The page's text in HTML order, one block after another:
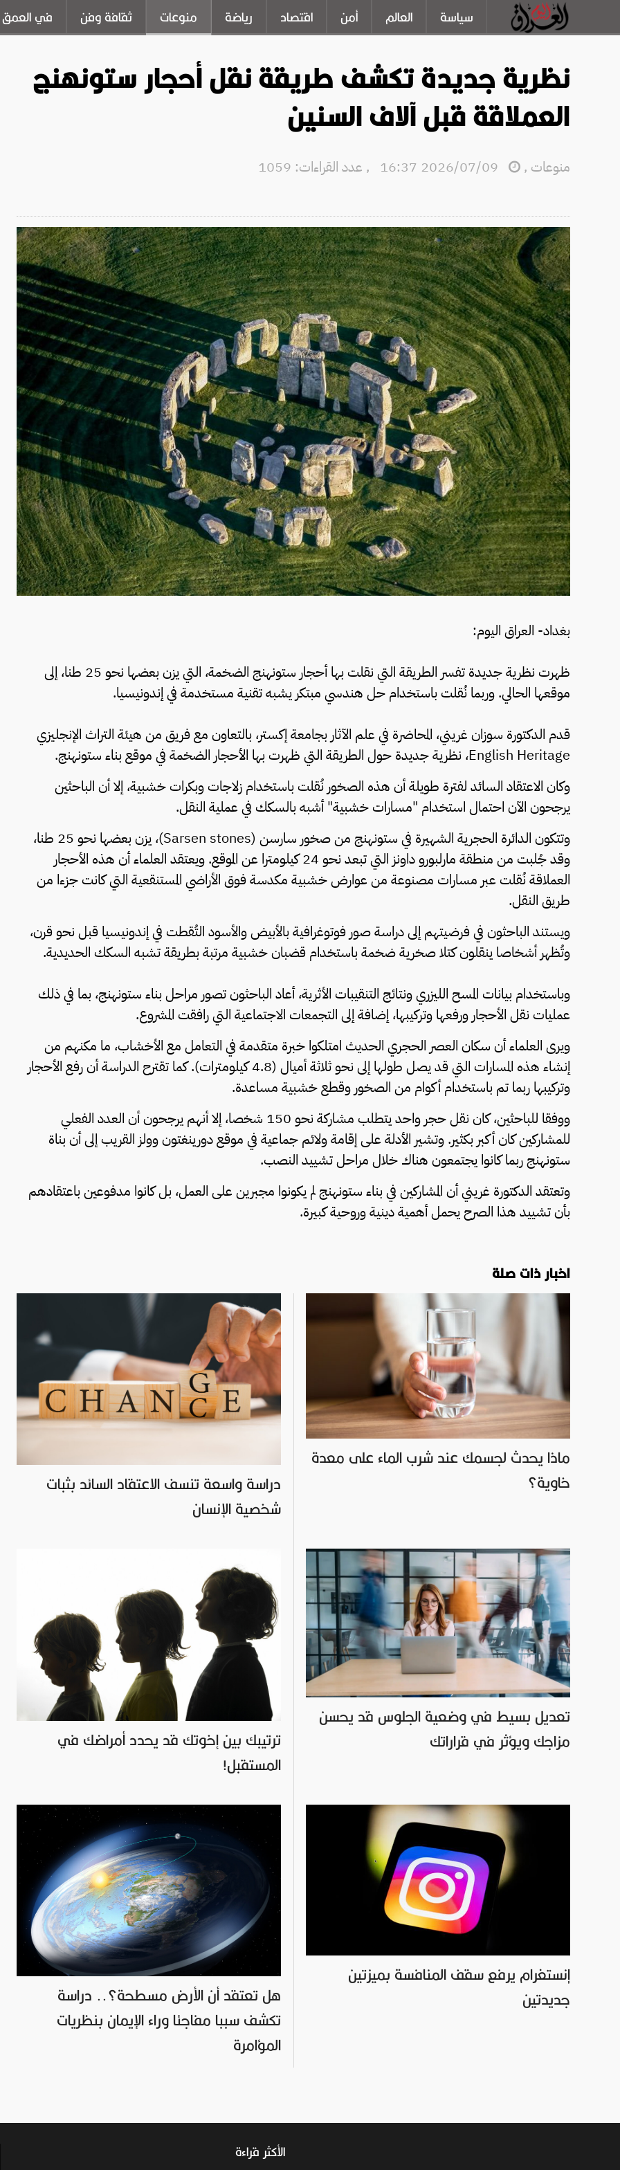
سياسة العالم أمن اقتصاد رياضة منوعات ثقافة وفن في العمق
نظرية جديدة تكشف طريقة نقل أحجار ستونهنج
العملاقة قبل آلاف السنين
منوعات ,
, عدد القراءات: 1059
بغداد- العراق اليوم:
ظهرت نظرية جديدة تفسر الطريقة التي نقلت بها أحجار ستونهنج الضخمة، التي يزن بعضها نحو 25 طنا، إلى
موقعها الحالي. وربما نُقلت باستخدام حل هندسي مبتكر يشبه تقنية مستخدمة في إندونيسيا.
قدم الدكتورة سوزان غريني، المحاضرة في علم الآثار بجامعة إكستر، بالتعاون مع فريق من هيئة التراث الإنجليزي
English Heritage، نظرية جديدة حول الطريقة التي ظهرت بها الأحجار الضخمة في موقع بناء ستونهنج.
وكان الاعتقاد السائد لفترة طويلة أن هذه الصخور نُقلت باستخدام زلاجات وبكرات خشبية، إلا أن الباحثين
يرجحون الآن احتمال استخدام "مسارات خشبية" أشبه بالسكك في عملية النقل.
وتتكون الدائرة الحجرية الشهيرة في ستونهنج من صخور سارسن (Sarsen stones)، يزن بعضها نحو 25 طنا،
وقد جُلبت من منطقة مارلبورو داونز التي تبعد نحو 24 كيلومترا عن الموقع. ويعتقد العلماء أن هذه الأحجار
العملاقة نُقلت عبر مسارات مصنوعة من عوارض خشبية مكدسة فوق الأراضي المستنقعية التي كانت جزءا من
طريق النقل.
ويستند الباحثون في فرضيتهم إلى دراسة صور فوتوغرافية بالأبيض والأسود التُقطت في إندونيسيا قبل نحو قرن،
وتُظهر أشخاصا ينقلون كتلا صخرية ضخمة باستخدام قضبان خشبية مرتبة بطريقة تشبه السكك الحديدية.
وباستخدام بيانات المسح الليزري ونتائج التنقيبات الأثرية، أعاد الباحثون تصور مراحل بناء ستونهنج، بما في ذلك
عمليات نقل الأحجار ورفعها وتركيبها، إضافة إلى التجمعات الاجتماعية التي رافقت المشروع.
ويرى العلماء أن سكان العصر الحجري الحديث امتلكوا خبرة متقدمة في التعامل مع الأخشاب، ما مكنهم من
إنشاء هذه المسارات التي قد يصل طولها إلى نحو ثلاثة أميال (4.8 كيلومترات). كما تقترح الدراسة أن رفع الأحجار
وتركيبها ربما تم باستخدام أكوام من الصخور وقطع خشبية مساعدة.
ووفقا للباحثين، كان نقل حجر واحد يتطلب مشاركة نحو 150 شخصا، إلا أنهم يرجحون أن العدد الفعلي
للمشاركين كان أكبر بكثير. وتشير الأدلة على إقامة ولائم جماعية في موقع دورينغتون وولز القريب إلى أن بناة
ستونهنج ربما كانوا يجتمعون هناك خلال مراحل تشييد النصب.
وتعتقد الدكتورة غريني أن المشاركين في بناء ستونهنج لم يكونوا مجبرين على العمل، بل كانوا مدفوعين باعتقادهم
بأن تشييد هذا الصرح يحمل أهمية دينية وروحية كبيرة.
اخبار ذات صلة
دراسة واسعة تنسف الاعتقاد السائد بثبات
شخصية الإنسان
ماذا يحدث لجسمك عند شرب الماء على معدة
خاوية؟
ترتيبك بين إخوتك قد يحدد أمراضك في
المستقبل!
تعديل بسيط في وضعية الجلوس قد يحسن
مزاجك ويؤثر في قراراتك
هل تعتقد أن الأرض مسطحة؟.. دراسة
تكشف سببا مفاجئا وراء الإيمان بنظريات
المؤامرة
إنستغرام يرفع سقف المنافسة بميزتين
جديدتين
الأكثر قراءة